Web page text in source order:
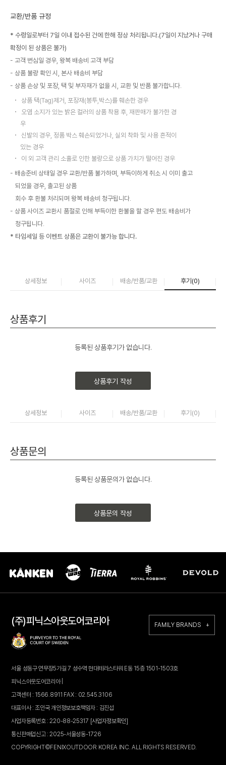
교환/반품 규정
* 수령일로부터 7일 이내 접수된 건에 한해 정상 처리됩니다.(7일이 지났거나 구매
확정이 된 상품은 불가)
고객 변심일 경우, 왕복 배송비 고객 부담
상품 불량 확인 시, 본사 배송비 부담
상품 손상 및 포장, 택 및 부자재가 없을 시, 교환 및 반품 불가합니다.
상품 택(Tag)제거, 포장재(봉투,박스)를 훼손한 경우
오염 소지가 있는 밝은 컬러의 상품 착용 후, 재판매가 불가한 경
우
신발의 경우, 정품 박스 훼손되었거나, 실외 착화 및 사용 흔적이
있는 경우
이 외 고객 관리 소홀로 인한 불량으로 상품 가치가 떨어진 경우
배송준비 상태일 경우 교환/반품 불가하며, 부득이하게 취소 시 이미 출고
되었을 경우, 출고된 상품
회수 후 환불 처리되며 왕복 배송비 청구됩니다.
상품 사이즈 교환시 품절로 인해 부득이한 환불을 할 경우 편도 배송비가
청구됩니다.
* 타임세일 등 이벤트 상품은 교환이 불가능 합니다.
상세정보 사이즈 배송/반품/교환 후기(0)
상품후기
등록된 상품후기가 없습니다.
상품후기 작성
상세정보 사이즈 배송/반품/교환 후기(0)
상품문의
등록된 상품문의가 없습니다.
상품문의 작성
(주)피닉스아웃도어코리아 FAMILY BRANDS +
서울 성동구 연무장5가길 7 성수역 현대테라스타워 E동 15층 1501-1503호
피닉스아웃도어코리아 |
고객센터 : 1566.8911 FAX : 02.545.3106
대표이사 : 조인국 개인정보보호책임자 : 김진섭
사업자등록번호 : 220-88-25317 [사업자정보확인]
통신판매업신고 : 2025-서울성동-1726
COPYRIGHT©FENIXOUTDOOR KOREA INC. ALL RIGHTS RESERVED.